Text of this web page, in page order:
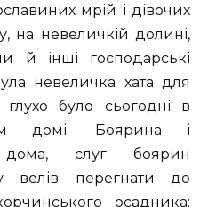
мрій і дівочих
на невеличкій долині,
й інші господарські
невеличка хата для
глухо було сьогодні в
домі. Боярина і
слуг боярин
велів перегнати до
осадника;